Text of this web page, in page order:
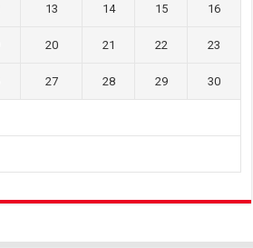
13 14 15 16
20 21 22 23
27 28 29 30